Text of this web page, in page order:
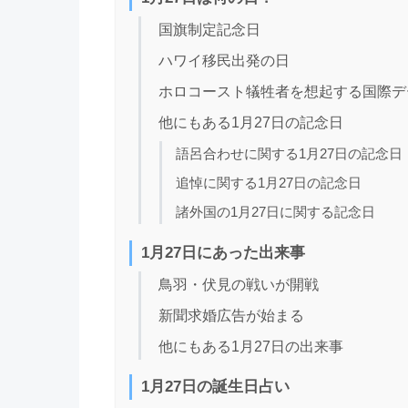
国旗制定記念日
ハワイ移民出発の日
ホロコースト犠牲者を想起する国際
他にもある1月27日の記念日
語呂合わせに関する1月27日の記念日
追悼に関する1月27日の記念日
諸外国の1月27日に関する記念日
1月27日にあった出来事
鳥羽・伏見の戦いが開戦
新聞求婚広告が始まる
他にもある1月27日の出来事
1月27日の誕生日占い